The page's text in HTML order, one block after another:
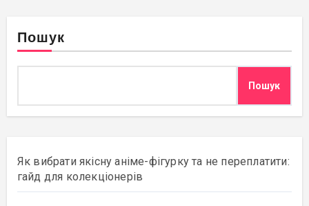
Пошук
Пошук
Як вибрати якісну аніме-фігурку та не переплатити:
гайд для колекціонерів